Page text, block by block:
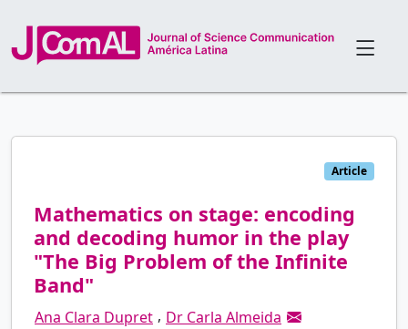
Article
Mathematics on stage: encoding
and decoding humor in the play
"The Big Problem of the Infinite
Band"
Ana Clara Dupret , Dr Carla Almeida